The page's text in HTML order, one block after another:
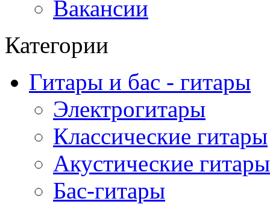
Вакансии
Категории
Гитары и бас - гитары
Электрогитары
Классические гитары
Акустические гитары
Бас-гитары